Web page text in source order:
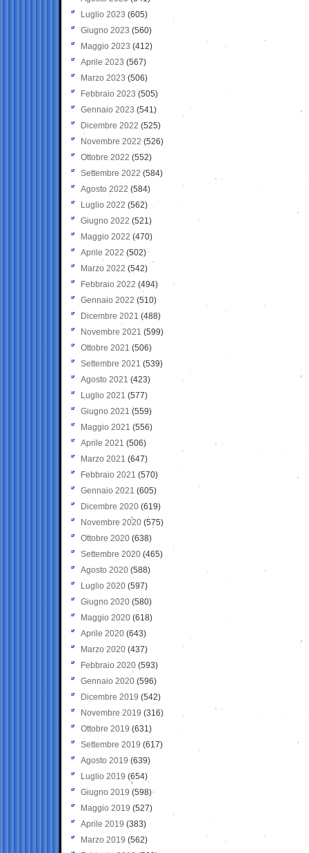
Luglio 2023 (605)
Giugno 2023 (560)
Maggio 2023 (412)
Aprile 2023 (567)
Marzo 2023 (506)
Febbraio 2023 (505)
Gennaio 2023 (541)
Dicembre 2022 (525)
Novembre 2022 (526)
Ottobre 2022 (552)
Settembre 2022 (584)
Agosto 2022 (584)
Luglio 2022 (562)
Giugno 2022 (521)
Maggio 2022 (470)
Aprile 2022 (502)
Marzo 2022 (542)
Febbraio 2022 (494)
Gennaio 2022 (510)
Dicembre 2021 (488)
Novembre 2021 (599)
Ottobre 2021 (506)
Settembre 2021 (539)
Agosto 2021 (423)
Luglio 2021 (577)
Giugno 2021(559)
Maggio 2021 (556)
Aprile 2021 (506)
Marzo 2021 (647)
Febbraio 2021 (570)
Gennaio 2021 (605)
Dicembre 2020 (619)
Novembre 2020 (575)
Ottobre 2020 (638)
Settembre 2020(465)
Agosto 2020 (588)
Luglio 2020 (597)
Giugno 2020 (580)
Maggio 2020 (618)
Aprile 2020 (643)
Marzo 2020 (437)
Febbraio 2020 (593)
Gennaio 2020 (596)
Dicembre 2019 (542)
Novembre 2019 (316)
Ottobre 2019 (631)
Settembre 2019 (617)
Agosto 2019 (639)
Luglio 2019 (654)
Giugno 2019 (598)
Maggio 2019 (527)
Aprile 2019 (383)
Marzo 2019 (562)